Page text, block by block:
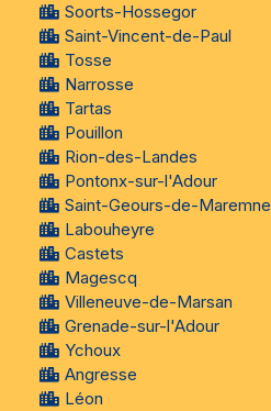
Soorts-Hossegor
Saint-Vincent-de-Paul
Tosse
Narrosse
Tartas
Pouillon
Rion-des-Landes
Pontonx-sur-l'Adour
Saint-Geours-de-Maremne
Labouheyre
Castets
Magescq
Villeneuve-de-Marsan
Grenade-sur-l'Adour
Ychoux
Angresse
Léon